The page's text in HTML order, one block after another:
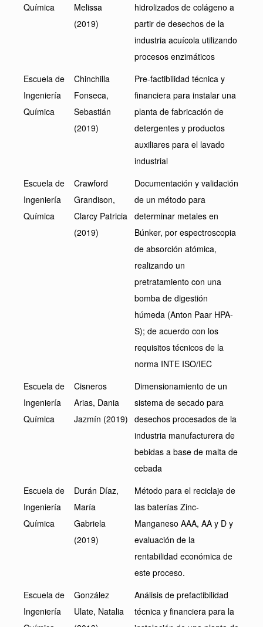
Química
Melissa
(2019)
hidrolizados de colágeno a
partir de desechos de la
industria acuícola utilizando
procesos enzimáticos
Escuela de
Ingeniería
Química
Chinchilla
Fonseca,
Sebastián
(2019)
Pre-factibilidad técnica y
financiera para instalar una
planta de fabricación de
detergentes y productos
auxiliares para el lavado
industrial
Escuela de
Ingeniería
Química
Crawford
Grandison,
Clarcy Patricia
(2019)
Documentación y validación
de un método para
determinar metales en
Búnker, por espectroscopia
de absorción atómica,
realizando un
pretratamiento con una
bomba de digestión
húmeda (Anton Paar HPA-
S); de acuerdo con los
requisitos técnicos de la
norma INTE ISO/IEC
Escuela de
Ingeniería
Química
Cisneros
Arias, Dania
Jazmín (2019)
Dimensionamiento de un
sistema de secado para
desechos procesados de la
industria manufacturera de
bebidas a base de malta de
cebada
Escuela de
Ingeniería
Química
Durán Díaz,
María
Gabriela
(2019)
Método para el reciclaje de
las baterías Zinc-
Manganeso AAA, AA y D y
evaluación de la
rentabilidad económica de
este proceso.
Escuela de
Ingeniería
González
Ulate, Natalia
Análisis de prefactibilidad
técnica y financiera para la